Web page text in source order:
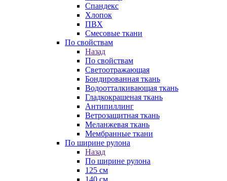
Спандекс
Хлопок
ПВХ
Смесовые ткани
По свойствам
Назад
По свойствам
Светоотражающая
Бондированная ткань
Водоотталкивающая ткань
Гладкокрашеная ткань
Антипиллинг
Ветрозащитная ткань
Меланжевая ткань
Мембранные ткани
По ширине рулона
Назад
По ширине рулона
125 см
140 см